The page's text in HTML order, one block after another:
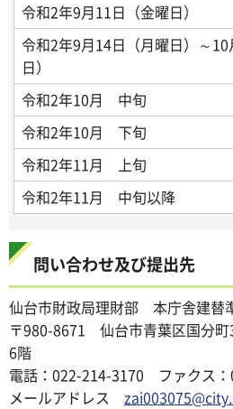
令和2年9月11日（金曜日）
令和2年9月14日（月曜日）～
日）
令和2年10月 中旬
令和2年10月 下旬
令和2年11月 上旬
令和2年11月 中旬以降
問い合わせ及び提出先
仙台市財政局理財部 本庁舎建替
〒980-8671 仙台市青葉区国分
6階
電話：022-214-3170 ファクス
メールアドレス